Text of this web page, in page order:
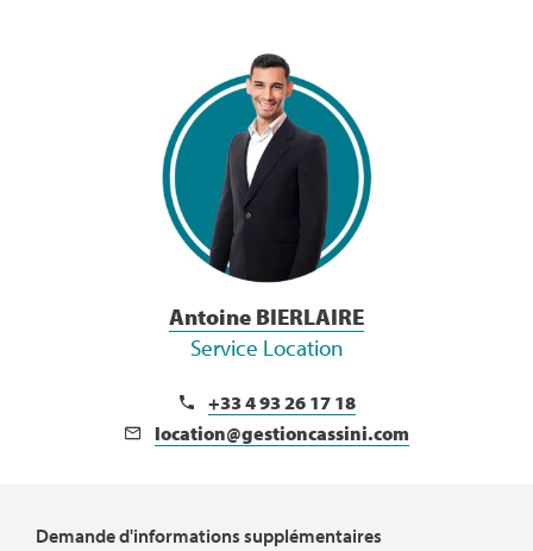
Demande d'informations supplémentaires
Voir la Bio
Antoine BIERLAIRE
Service Location
+33 4 93 26 17 18
location@gestioncassini.com